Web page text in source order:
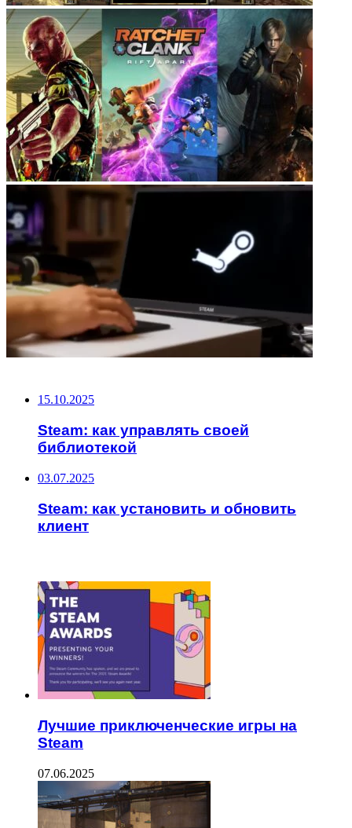
15.10.2025
Steam: как управлять своей
библиотекой
03.07.2025
Steam: как установить и обновить
клиент
Лучшие приключенческие игры на
Steam
07.06.2025